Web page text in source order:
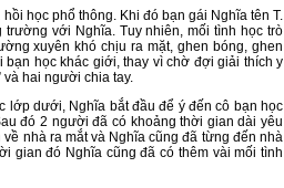
học phổ thông. Khi đó bạn gái Nghĩa tên T.
với Nghĩa. Tuy nhiên, mối tình học trò
xuyên khó chịu ra mặt, ghen bóng, ghen
học khác giới, thay vì chờ đợi giải thích y
và hai người chia tay.
lớp dưới, Nghĩa bắt đầu để ý đến cô bạn học
đó 2 người đã có khoảng thời gian dài yêu
nhà ra mắt và Nghĩa cũng đã từng đến nhà
gian đó Nghĩa cũng đã có thêm vài mối tình